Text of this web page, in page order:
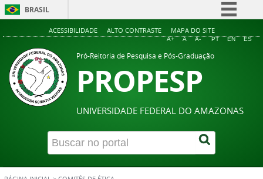
BRASIL
Simplifique!
Acesso à informação
ACESSIBILIDADE ALTO CONTRASTE MAPA DO SITE
A+ A A- PT EN ES
Pró-Reitoria de Pesquisa e Pós-Graduação
PROPESP
UNIVERSIDADE FEDERAL DO AMAZONAS